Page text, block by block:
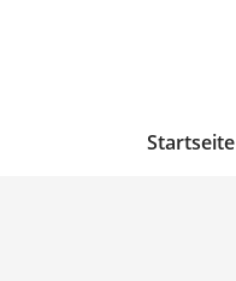
Startseite